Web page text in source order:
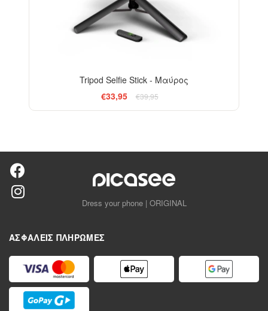
Tripod Selfie Stick - Μαύρος
€33,95
€39,95
Dress your phone | ORIGINAL
ΑΣΦΑΛΕΊΣ ΠΛΗΡΩΜΈΣ